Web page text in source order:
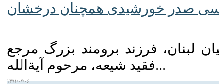
صدر خورشیدی همچنان درخشان
لبنان‏، فرزند برومند بزرگ مرجع
فقید شیعه‏، مرحوم آیةالله...
۱۳۹۱/۰۷/۰۶